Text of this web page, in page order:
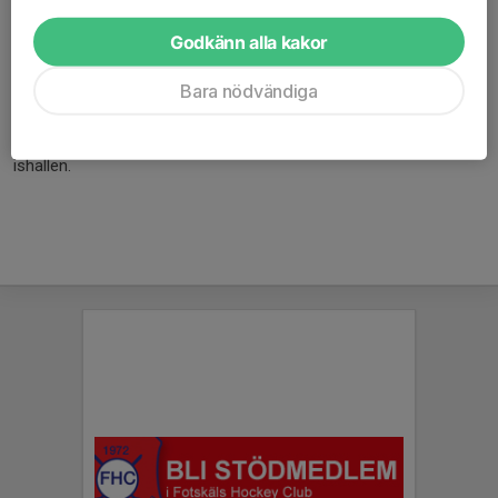
Närmsta restaurang, pizzeria eller gatukök ligger ca. 1 mil från
ishallen.
ishallen.
Godkänn alla kakor
Bara nödvändiga